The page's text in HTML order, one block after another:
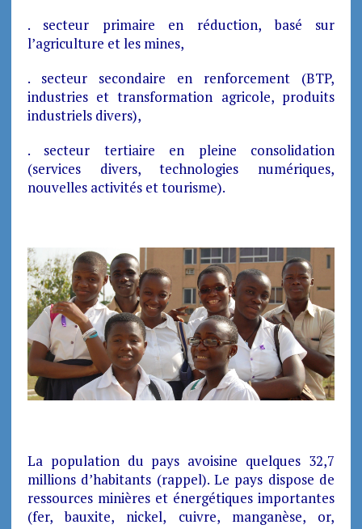
. secteur primaire en réduction, basé sur
l’agriculture et les mines,
. secteur secondaire en renforcement (BTP,
industries et transformation agricole, produits
industriels divers),
. secteur tertiaire en pleine consolidation
(services divers, technologies numériques,
nouvelles activités et tourisme).
La population du pays avoisine quelques 32,7
millions d’habitants (rappel). Le pays dispose de
ressources minières et énergétiques importantes
(fer, bauxite, nickel, cuivre, manganèse, or,